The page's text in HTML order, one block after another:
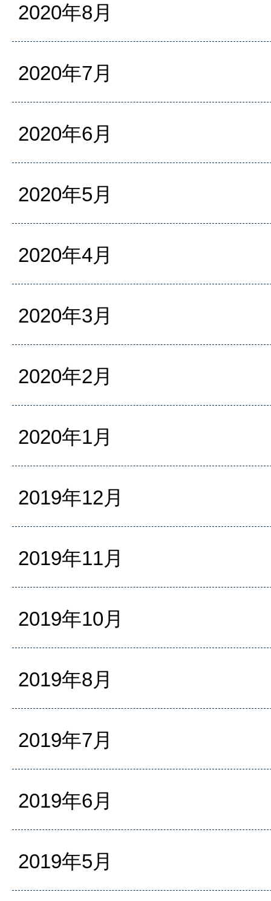
2020年8月
2020年7月
2020年6月
2020年5月
2020年4月
2020年3月
2020年2月
2020年1月
2019年12月
2019年11月
2019年10月
2019年8月
2019年7月
2019年6月
2019年5月